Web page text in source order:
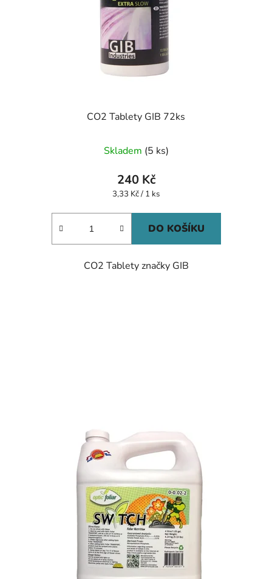
CO2 Tablety GIB 72ks
Skladem (5 ks)
240 Kč
Měrná
3,33 Kč / 1 ks
DO KOŠÍKU
CO2 Tablety značky GIB